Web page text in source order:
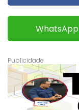
WhatsApp